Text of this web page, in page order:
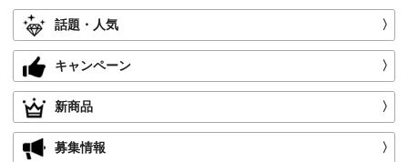
話題・人気 〉
キャンペーン 〉
新商品 〉
募集情報 〉